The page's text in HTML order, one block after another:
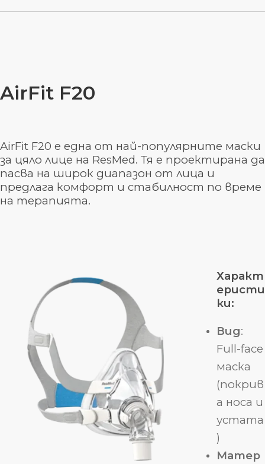
AirFit F20
AirFit F20 е една от най-популярните маски
за цяло лице на ResMed. Тя е проектирана да
пасва на широк диапазон от лица и
предлага комфорт и стабилност по време
на терапията.
Характ
еристи
ки:
Вид:
Full-face
маска
(покрив
а носа и
устата
)
Матер